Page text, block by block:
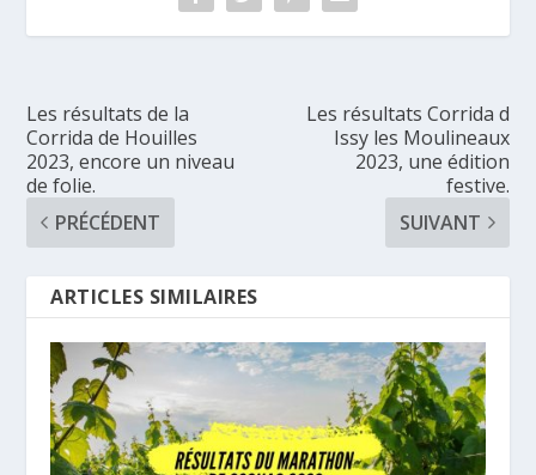
Les résultats de la
Corrida de Houilles
2023, encore un niveau
de folie.
PRÉCÉDENT
Les résultats Corrida d
Issy les Moulineaux
2023, une édition
festive.
SUIVANT
ARTICLES SIMILAIRES